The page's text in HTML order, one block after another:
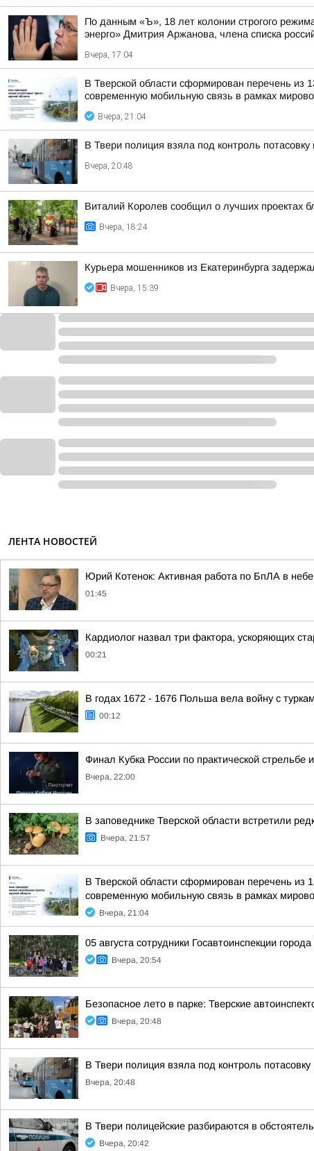
По данным «Ъ», 18 лет колонии строгого
энерго» Дмитрия Аржанова, члена списка
Вчера, 17:04
В Тверской области сформирован перечень из
современную мобильную связь в рамках
Вчера, 21:04
В Твери полиция взяла под контроль потасовку
Вчера, 20:48
Виталий Королев сообщил о лучших проектах
Вчера, 18:24
Курьера мошенников из Екатеринбурга
Вчера, 15:39
ЛЕНТА НОВОСТЕЙ
Юрий Котенок: Активная работа по БпЛА в
01:45
Кардиолог назвал три фактора, ускоряющих
00:21
В годах 1672 - 1676 Польша вела войну с
00:12
Финал Кубка России по практической стрельбе
Вчера, 22:00
В заповеднике Тверской области встретили
Вчера, 21:57
В Тверской области сформирован перечень из
современную мобильную связь в рамках
Вчера, 21:04
05 августа сотрудники Госавтоинспекции
Вчера, 20:54
Безопасное лето в парке: Тверские
Вчера, 20:48
В Твери полиция взяла под контроль потасовку
Вчера, 20:48
В Твери полицейские разбираются в
Вчера, 20:42